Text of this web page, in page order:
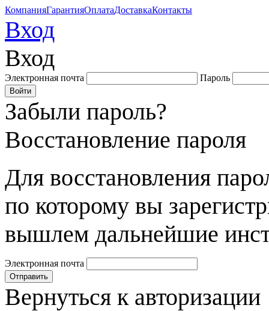
КомпанияГарантияОплатаДоставкаКонтакты
Вход
Вход
Электронная почта Пароль
Забыли пароль?
Восстановление пароля
Для восстановления
по которому вы
вышлем дальнейшие
Электронная почта
Вернуться к авторизации